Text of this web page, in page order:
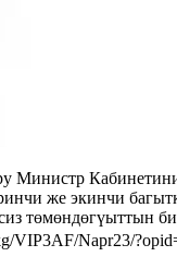
же экинчи
VIP3AF/Napr23/